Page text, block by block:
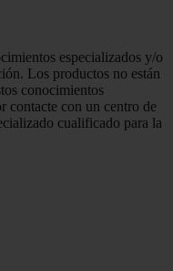
especializados y/o
Los productos no están
conocimientos
contacte con un centro de
cualificado para la